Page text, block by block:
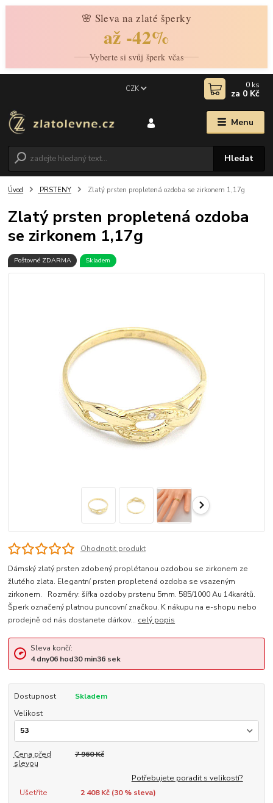
🌸 Sleva na zlaté šperky
až -42%
Vyberte si svůj šperk včas
Menu
CZK
Hledat
0 ks
za 0 Kč
Úvod PRSTENY Zlatý prsten propletená ozdoba se zirkonem 1,17g
Zlatý prsten propletená ozdoba
se zirkonem 1,17g
Poštovné ZDARMA Skladem
Ohodnotit produkt
Dámský zlatý prsten zdobený proplétanou ozdobou se zirkonem ze
žlutého zlata. Elegantní prsten propletená ozdoba se vsazeným
zirkonem. Rozměry: šířka ozdoby prstenu 5mm. 585/1000 Au 14karátů.
Šperk označený platnou puncovní značkou. K nákupu na e-shopu nebo
prodejně od nás dostanete dárkov... celý popis
Sleva končí:
4 dny06hod30min36sek
Dostupnost
Skladem
Velikost
Cena před
slevou
7 960 Kč
Potřebujete poradit s velikostí?
Ušetříte
2 408 Kč (30% sleva)